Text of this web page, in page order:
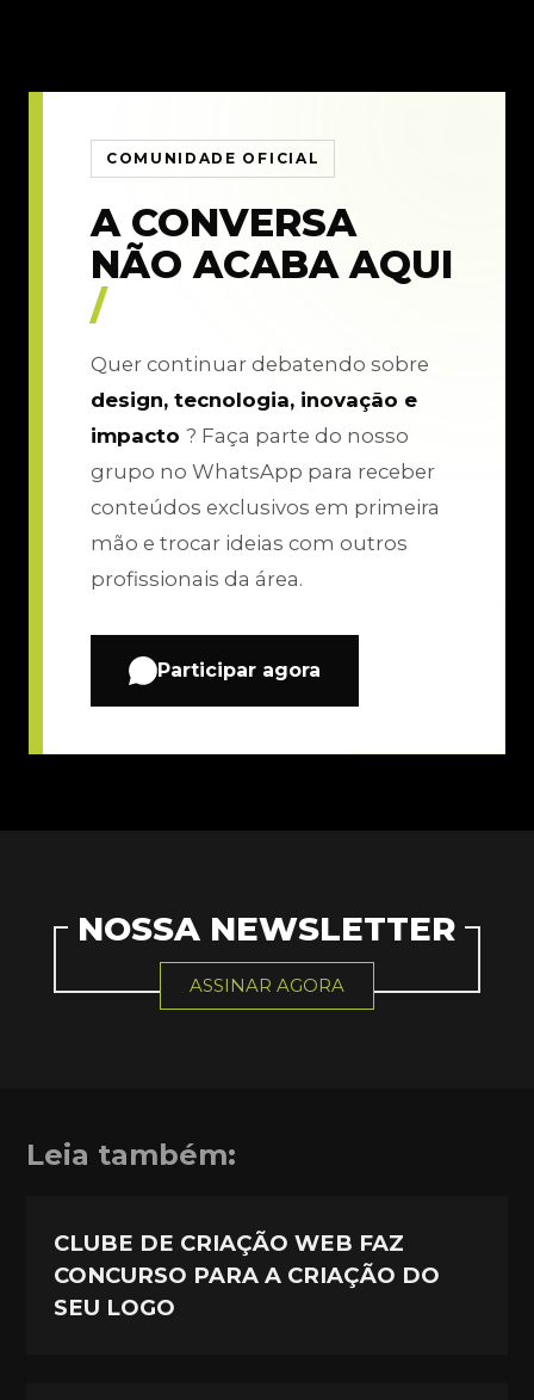
COMUNIDADE OFICIAL
A CONVERSA
NÃO ACABA AQUI
/
Quer continuar debatendo sobre
design, tecnologia, inovação e
impacto ? Faça parte do nosso
grupo no WhatsApp para receber
conteúdos exclusivos em primeira
mão e trocar ideias com outros
profissionais da área.
Participar agora
NOSSA NEWSLETTER
ASSINAR AGORA
Leia também:
CLUBE DE CRIAÇÃO WEB FAZ
CONCURSO PARA A CRIAÇÃO DO
SEU LOGO